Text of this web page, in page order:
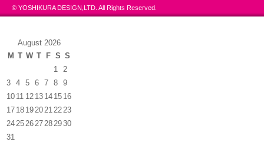
© YOSHIKURA DESIGN,LTD. All Rights Reserved.
August 2026
M T W T F S S
1
2
3
4 5 6 7 8
9
10 11 12 13 14 15 16
17 18 19 20 21 22 23
24 25 26 27 28 2930
31